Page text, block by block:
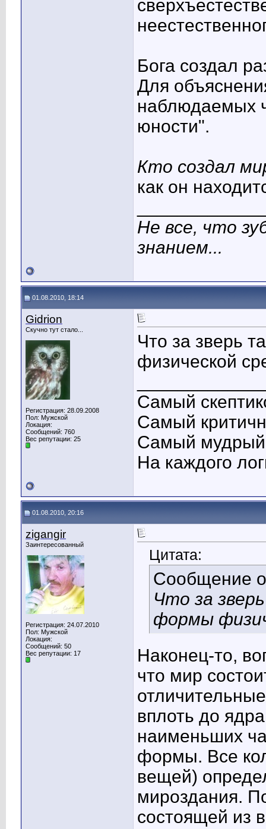
Бога создал
Для
наблюдаемых
юности".
Кто создал
как он
Не все, что
знанием...
01.08.2010, 18:14
Gidrion
Скучно тут стало...
Регистрация: 28.09.2008
Пол: Мужской
Локация:
Сообщений: 760
Вес репутации: 25
Что за зверь
физической
Самый
Самый
Самый мудрый
На каждого
01.08.2010, 20:16
zigangir
Заинтересованный
Регистрация: 24.07.2010
Пол: Мужской
Локация:
Сообщений: 50
Вес репутации: 17
Цитата:
Сообщение
Что за
формы
Наконец-то,
что мир
вплоть до
наименьших
формы. Все
вещей)
мироздания.
состоящей из